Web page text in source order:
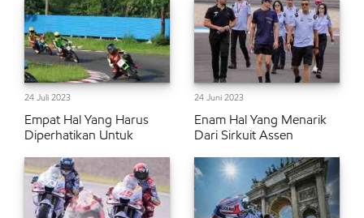
24 Juli 2023
Empat Hal Yang Harus
Diperhatikan Untuk
24 Juni 2023
Enam Hal Yang Menarik
Dari Sirkuit Assen